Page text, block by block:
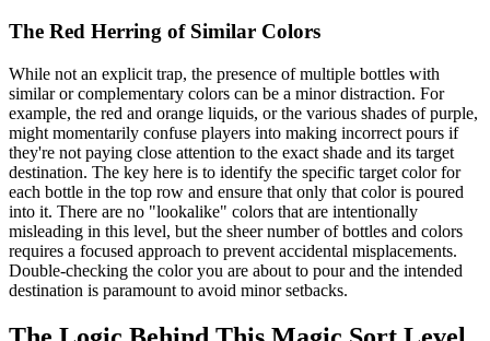
The Red Herring of Similar Colors
While not an explicit trap, the presence of multiple bottles with
similar or complementary colors can be a minor distraction. For
example, the red and orange liquids, or the various shades of purple,
might momentarily confuse players into making incorrect pours if
they're not paying close attention to the exact shade and its target
destination. The key here is to identify the specific target color for
each bottle in the top row and ensure that only that color is poured
into it. There are no "lookalike" colors that are intentionally
misleading in this level, but the sheer number of bottles and colors
requires a focused approach to prevent accidental misplacements.
Double-checking the color you are about to pour and the intended
destination is paramount to avoid minor setbacks.